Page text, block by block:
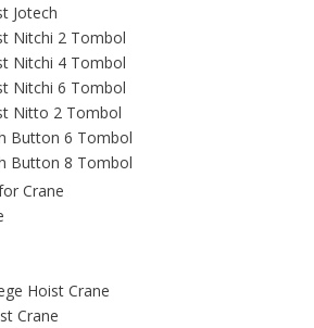
Jotech
Nitchi 2 Tombol
Nitchi 4 Tombol
Nitchi 6 Tombol
Nitto 2 Tombol
Button 6 Tombol
Button 8 Tombol
Crane
Hoist Crane
Crane